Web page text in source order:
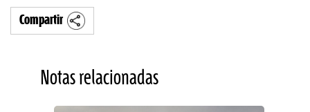
Compartir
Notas relacionadas